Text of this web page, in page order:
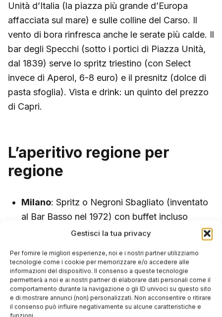
Gestisci la tua privacy
Per fornire le migliori esperienze, noi e i nostri partner utilizziamo
tecnologie come i cookie per memorizzare e/o accedere alle
informazioni del dispositivo. Il consenso a queste tecnologie
permetterà a noi e ai nostri partner di elaborare dati personali come il
comportamento durante la navigazione o gli ID univoci su questo sito
e di mostrare annunci (non) personalizzati. Non acconsentire o ritirare
il consenso può influire negativamente su alcune caratteristiche e
funzioni.
Unità d’Italia (la piazza più grande d’Europa
affacciata sul mare) e sulle colline del Carso. Il
vento di bora rinfresca anche le serate più calde. Il
bar degli Specchi (sotto i portici di Piazza Unità,
dal 1839) serve lo spritz triestino (con Select
invece di Aperol, 6-8 euro) e il presnitz (dolce di
pasta sfoglia). Vista e drink: un quinto del prezzo
di Capri.
L’aperitivo regione per
regione
Milano: Spritz o Negroni Sbagliato (inventato
al Bar Basso nel 1972) con buffet incluso
: Vermouth (inventato qui nel 1786 da
Carpano) con grissini e vitello tonnato
Venezia : Spritz con Select + cicchetti nei
bacari
Roma: Negroni o Spritz con supplì e olive